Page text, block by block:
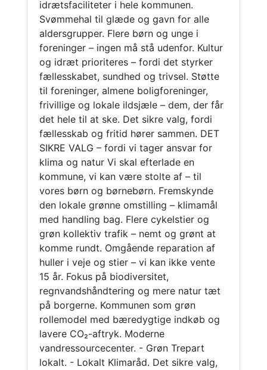
idrætsfaciliteter i hele kommunen.
Svømmehal til glæde og gavn for alle
aldersgrupper. Flere børn og unge i
foreninger – ingen må stå udenfor. Kultur
og idræt prioriteres – fordi det styrker
fællesskabet, sundhed og trivsel. Støtte
til foreninger, almene boligforeninger,
frivillige og lokale ildsjæle – dem, der får
det hele til at ske. Det sikre valg, fordi
fællesskab og fritid hører sammen. DET
SIKRE VALG – fordi vi tager ansvar for
klima og natur Vi skal efterlade en
kommune, vi kan være stolte af – til
vores børn og børnebørn. Fremskynde
den lokale grønne omstilling – klimamål
med handling bag. Flere cykelstier og
grøn kollektiv trafik – nemt og grønt at
komme rundt. Omgående reparation af
huller i veje og stier – vi kan ikke vente
15 år. Fokus på biodiversitet,
regnvandshåndtering og mere natur tæt
på borgerne. Kommunen som grøn
rollemodel med bæredygtige indkøb og
lavere CO₂-aftryk. Moderne
vandressourcecenter. - Grøn Trepart
lokalt. - Lokalt Klimaråd. Det sikre valg,